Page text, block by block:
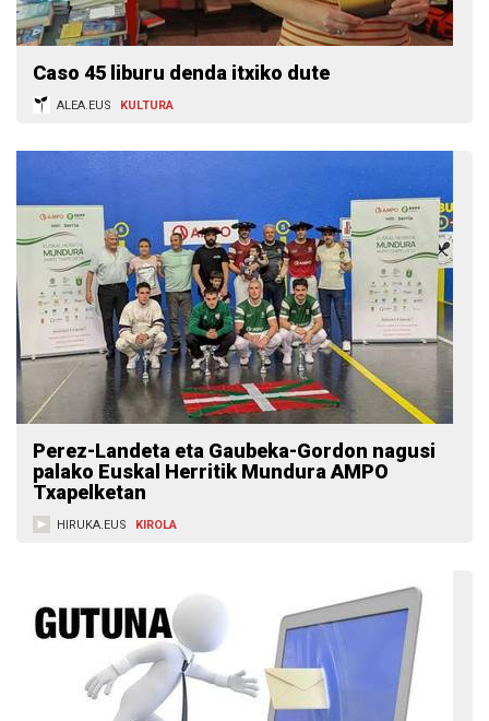
Caso 45 liburu denda itxiko dute
ALEA.EUS KULTURA
Perez-Landeta eta Gaubeka-Gordon nagusi
palako Euskal Herritik Mundura AMPO
Txapelketan
HIRUKA.EUS KIROLA